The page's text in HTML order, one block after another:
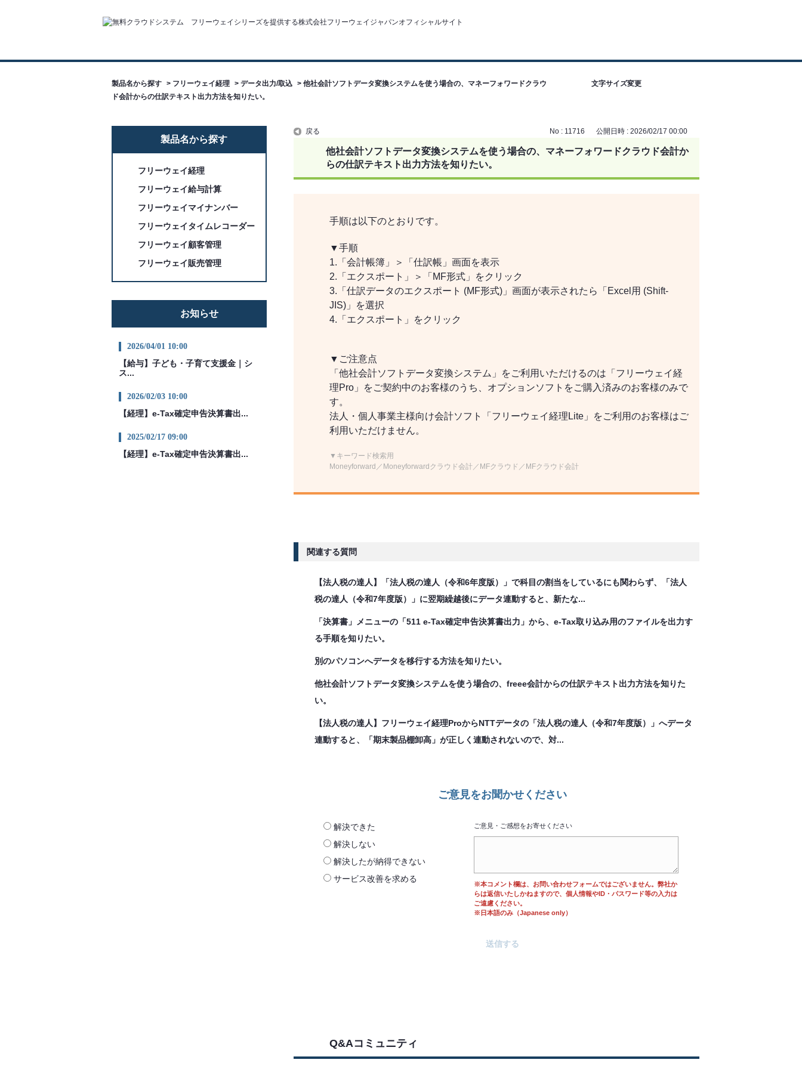
文字サイズ変更
製品名から探す > フリーウェイ経理 > データ出力/取込 > 他社会計ソフトデータ変換システムを使う場合の、マネーフォワードクラウ
ド会計からの仕訳テキスト出力方法を知りたい。
製品名から探す
フリーウェイ経理
フリーウェイ給与計算
フリーウェイマイナンバー
フリーウェイタイムレコーダー
フリーウェイ顧客管理
フリーウェイ販売管理
お知らせ
2026/04/01 10:00
【給与】子ども・子育て支援金｜シ
ス...
2026/02/03 10:00
【経理】e-Tax確定申告決算書出...
2025/02/17 09:00
【経理】e-Tax確定申告決算書出...
戻る No : 11716 公開日時 : 2026/02/17 00:00
他社会計ソフトデータ変換システムを使う場合の、マネーフォワードクラウド会計か
らの仕訳テキスト出力方法を知りたい。
手順は以下のとおりです。
▼手順
1.「会計帳簿」＞「仕訳帳」画面を表示
2.「エクスポート」＞「MF形式」をクリック
3.「仕訳データのエクスポート (MF形式)」画面が表示されたら「Excel用 (Shift-
JIS)」を選択
4.「エクスポート」をクリック
▼ご注意点
「他社会計ソフトデータ変換システム」をご利用いただけるのは「フリーウェイ経
理Pro」をご契約中のお客様のうち、オプションソフトをご購入済みのお客様のみで
す。
法人・個人事業主様向け会計ソフト「フリーウェイ経理Lite」をご利用のお客様はご
利用いただけません。
▼キーワード検索用
Moneyforward／Moneyforwardクラウド会計／MFクラウド／MFクラウド会計
関連する質問
【法人税の達人】「法人税の達人（令和6年度版）」で科目の割当をしているにも関わらず、「法人
税の達人（令和7年度版）」に翌期繰越後にデータ連動すると、新たな...
「決算書」メニューの「511 e-Tax確定申告決算書出力」から、e-Tax取り込み用のファイルを出力す
る手順を知りたい。
別のパソコンへデータを移行する方法を知りたい。
他社会計ソフトデータ変換システムを使う場合の、freee会計からの仕訳テキスト出力方法を知りた
い。
【法人税の達人】フリーウェイ経理ProからNTTデータの「法人税の達人（令和7年度版）」へデータ
連動すると、「期末製品棚卸高」が正しく連動されないので、対...
ご意見をお聞かせください
解決できた
解決しない
解決したが納得できない
サービス改善を求める
ご意見・ご感想をお寄せください
※本コメント欄は、お問い合わせフォームではございません。弊社か
らは返信いたしかねますので、個人情報やID・パスワード等の入力は
ご遠慮ください。
※日本語のみ（Japanese only）
Q&Aコミュニティ